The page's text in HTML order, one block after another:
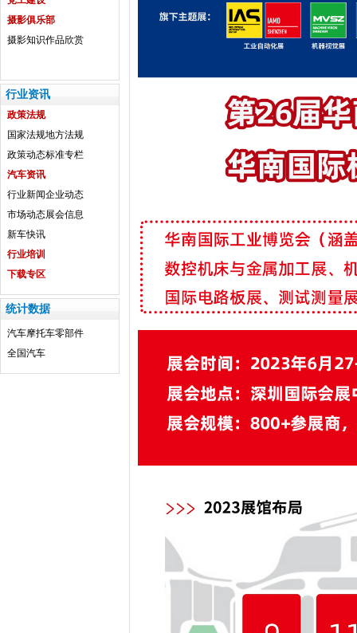
摄影俱乐部
摄影知识作品欣赏
行业资讯
政策法规
国家法规地方法规
政策动态标准专栏
汽车资讯
行业新闻企业动态
市场动态展会信息
新车快讯
行业培训
下载专区
统计数据
汽车摩托车零部件
全国汽车